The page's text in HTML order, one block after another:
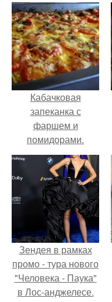
Кабачковая
запеканка с
фаршем и
помидорами.
Зендея в рамках
промо - тура нового
"Человека - Паука"
в Лос-анджелесе.